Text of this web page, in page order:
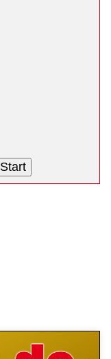
Start